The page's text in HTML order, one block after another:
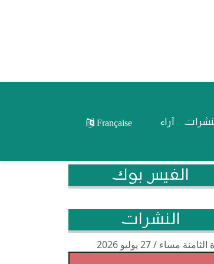
آراء Française
الفيس بوك
النشرات
مساء / 27 يوليو 2026